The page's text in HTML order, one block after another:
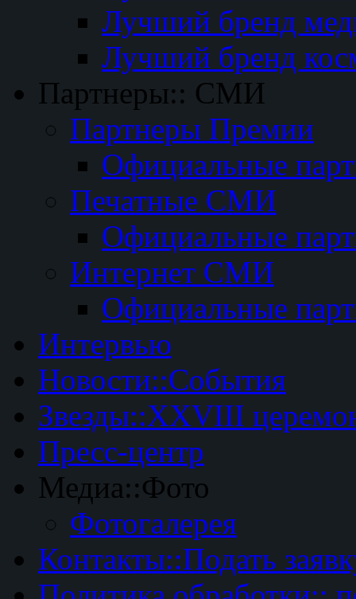
Лучший бренд
Лучший бренд
Партнеры:: СМИ
Партнеры Премии
Официальные
Печатные СМИ
Официальные
Интернет СМИ
Официальные
Интервью
Новости::События
Звезды::XXVIII
Пресс-центр
Медиа::Фото
Фотогалерея
Контакты::Подать